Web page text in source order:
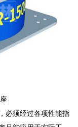
必须经过各项性能指